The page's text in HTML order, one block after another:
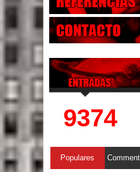
9374
Populares